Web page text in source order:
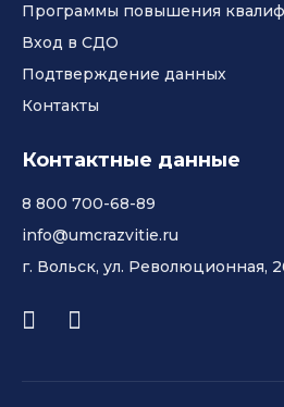
Программы повышения
Вход в СДО
Подтверждение данных
Контакты
Контактные данные
8 800 700-68-89
info@umcrazvitie.ru
г. Вольск, ул. Революционная,